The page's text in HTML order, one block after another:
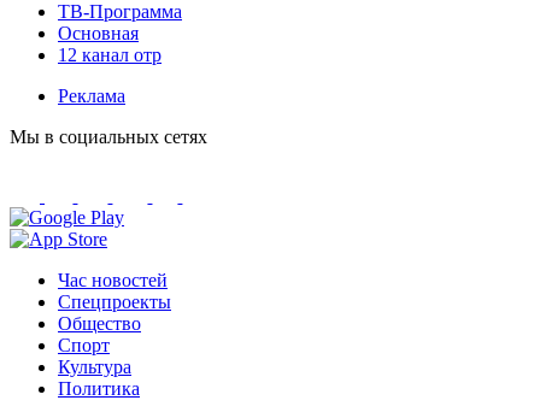
ТВ-Программа
Основная
12 канал отр
Реклама
Мы в социальных сетях
Час новостей
Спецпроекты
Общество
Спорт
Культура
Политика